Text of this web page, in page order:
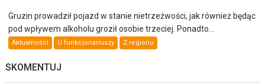
Gruzin prowadził pojazd w stanie nietrzeźwości, jak również będąc
pod wpływem alkoholu groził osobie trzeciej. Ponadto...
Aktualności U funkcjonariuszy Z regionu
SKOMENTUJ